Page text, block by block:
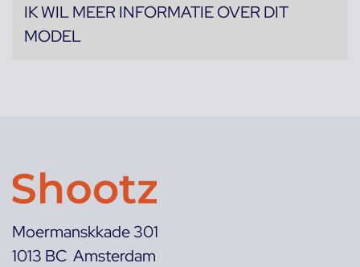
IK WIL MEER INFORMATIE OVER DIT
MODEL
Moermanskkade 301
1013 BC Amsterdam